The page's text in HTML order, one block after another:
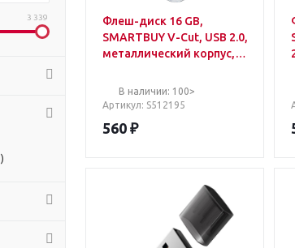
3 339
)
Флеш-диск 16 GB,
SMARTBUY V-Cut, USB 2.0,
металлический корпус,
В наличии: 100>
Артикул: S512195
560 ₽